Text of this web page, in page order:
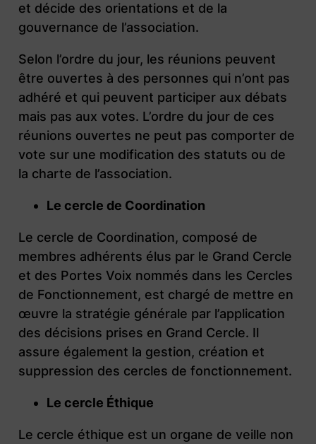
et décide des orientations et de la
gouvernance de l’association.
Selon l’ordre du jour, les réunions peuvent
être ouvertes à des personnes qui n’ont pas
adhéré et qui peuvent participer aux débats
mais pas aux votes. L’ordre du jour de ces
réunions ouvertes ne peut pas comporter de
vote sur une modification des statuts ou de
la charte de l’association.
Le cercle de Coordination
Le cercle de Coordination, composé de
membres adhérents élus par le Grand Cercle
et des Portes Voix nommés dans les Cercles
de Fonctionnement, est chargé de mettre en
œuvre la stratégie générale par l’application
des décisions prises en Grand Cercle. Il
assure également la gestion, création et
suppression des cercles de fonctionnement.
Le cercle Éthique
Le cercle éthique est un organe de veille non